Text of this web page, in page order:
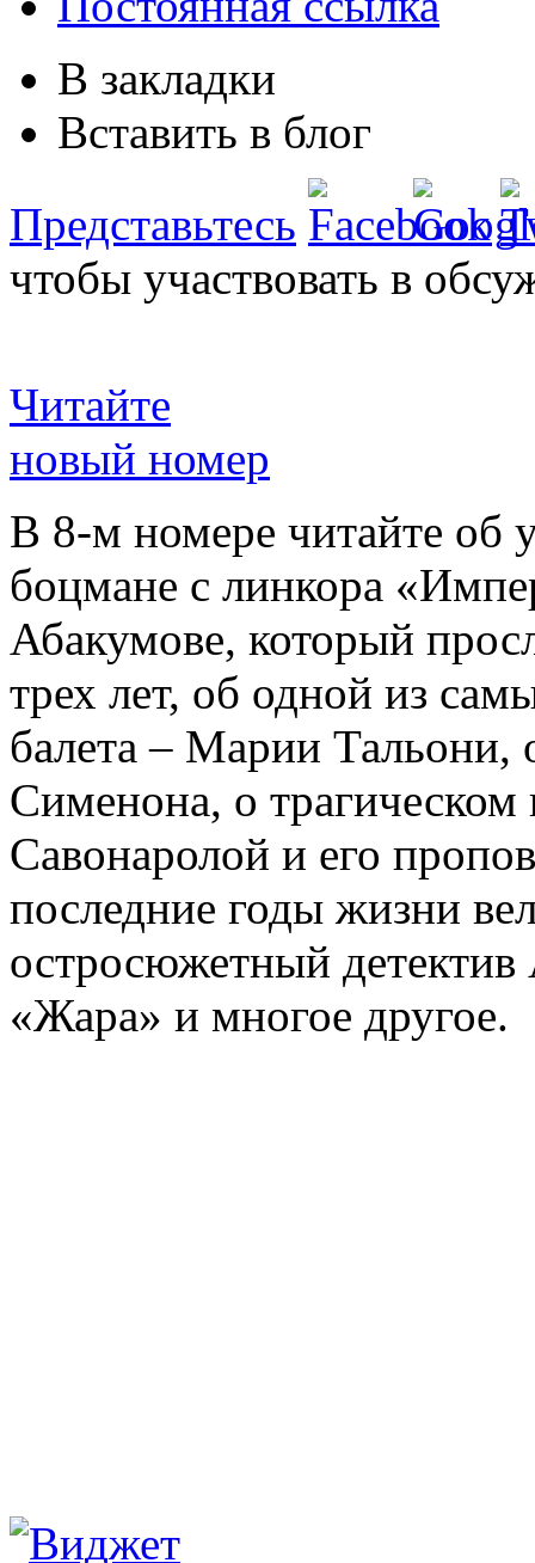
В закладки
Вставить в блог
Представьтесь
чтобы участвовать в
Читайте
новый номер
В 8-м номере читайте об
боцмане с линкора
Абакумове, который
трех лет, об одной из
балета – Марии
Сименона, о трагическом
Савонаролой и его
последние годы жизни
остросюжетный детектив
«Жара» и многое другое.